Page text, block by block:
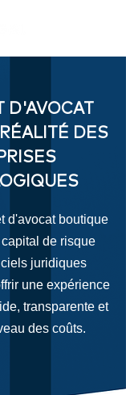
D'AVOCAT
DES
d'avocat boutique
de risque
juridiques
une expérience
transparente et
des coûts.